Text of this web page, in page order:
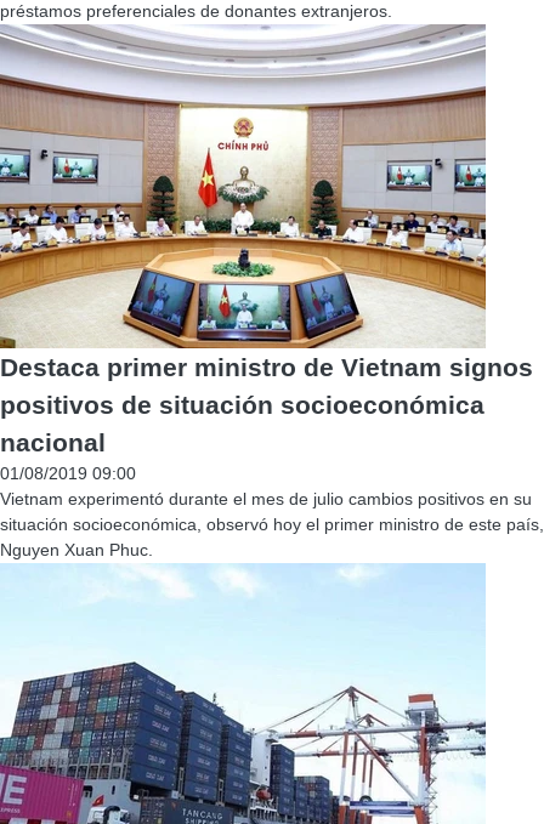
préstamos preferenciales de donantes extranjeros.
Destaca primer ministro de Vietnam signos
positivos de situación socioeconómica
nacional
01/08/2019 09:00
Vietnam experimentó durante el mes de julio cambios positivos en su
situación socioeconómica, observó hoy el primer ministro de este país,
Nguyen Xuan Phuc.